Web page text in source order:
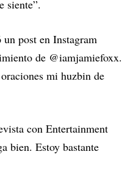
siente”.
post en Instagram
de @iamjamiefoxx.
mi huzbin de
con Entertainment
bien. Estoy bastante